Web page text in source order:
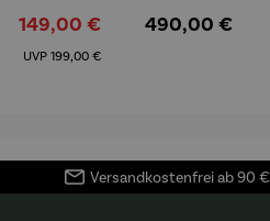
Verkaufspreis:
149,00 €
UVP Regulärer Preis:
199,00 €
Collioure"
Regulärer Preis:
490,00 €
Versandkostenfrei ab 90 €